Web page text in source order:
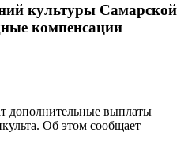
культуры Самарской
компенсации
дополнительные выплаты
Об этом сообщает